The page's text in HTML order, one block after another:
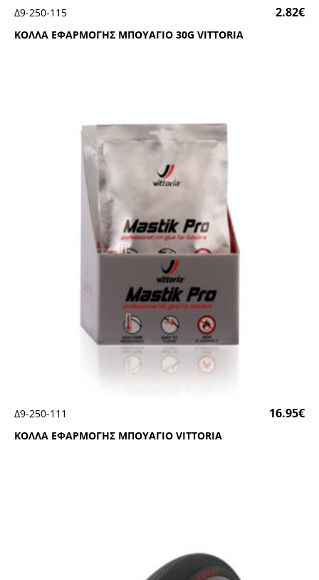
ΚΟΛΛΑ ΕΦΑΡΜΟΓΗΣ ΜΠΟΥΑΓΙΟ 30G VΙΤΤΟRΙΑ
Δ9-250-115 2.82€
ΚΟΛΛΑ ΕΦΑΡΜΟΓΗΣ ΜΠΟΥΑΓΙΟ VΙΤΤΟRΙΑ
Δ9-250-111 16.95€